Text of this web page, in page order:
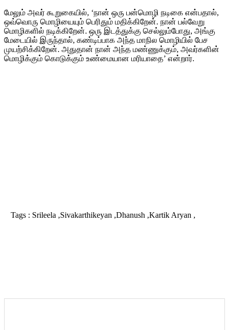
மேலும் அவர் கூறுகையில், ‘நான் ஒரு பன்மொழி நடிகை என்பதால்,
ஒவ்​வொரு மொழியை​யும் பெரிதும் மதிக்​கிறேன். நான் பல்வேறு
மொழிகளில் நடிக்கிறேன். ஒரு இடத்​துக்கு செல்​லும்​போது, அங்கு
மேடையில் இருந்​தால், கண்​டிப்​பாக அந்த மாநில மொழி​யில் பேச
முயற்சிக்​கிறேன். அது​தான் நான் அந்த மண்​ணுக்​கும், அவர்​களின்
மொழிக்​கும் கொடுக்​கும் உண்மையான மரி​யாதை’ என்றார்.
Tags : Srileela ,Sivakarthikeyan ,Dhanush ,Kartik Aryan ,